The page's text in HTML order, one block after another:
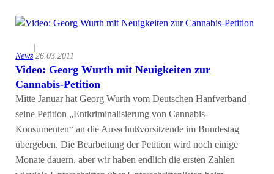
News
|
26.03.2011
Video: Georg Wurth mit Neuigkeiten zur
Cannabis-Petition
Mitte Januar hat Georg Wurth vom Deutschen Hanfverband
seine Petition „Entkriminalisierung von Cannabis-
Konsumenten“ an die Ausschußvorsitzende im Bundestag
übergeben. Die Bearbeitung der Petition wird noch einige
Monate dauern, aber wir haben endlich die ersten Zahlen